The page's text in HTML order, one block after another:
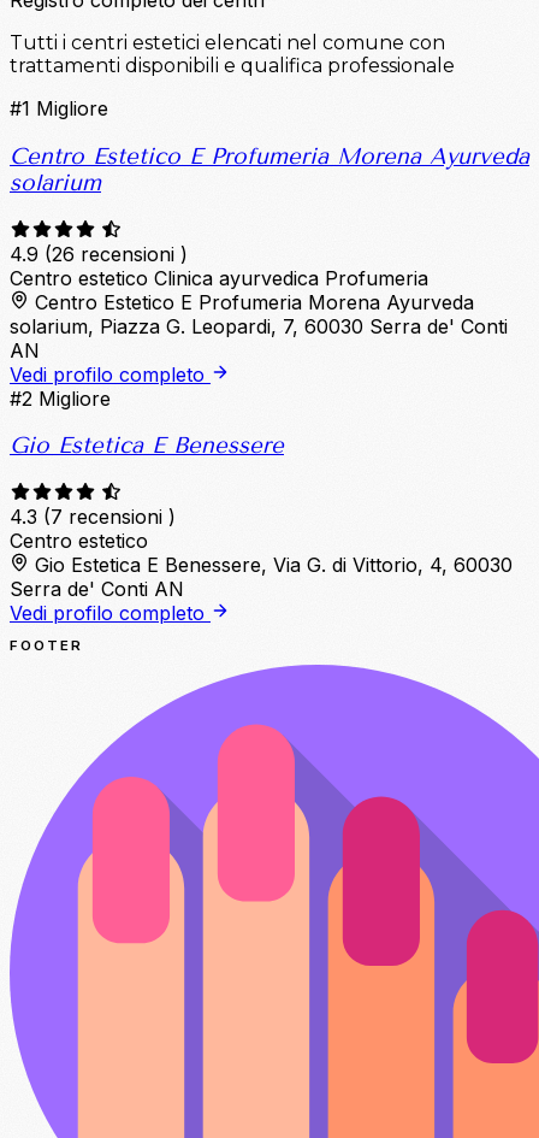
Tutti i centri estetici elencati nel comune con
trattamenti disponibili e qualifica professionale
#1 Migliore
Centro Estetico E Profumeria Morena Ayurveda
solarium
4.9 (26 recensioni )
Centro estetico Clinica ayurvedica Profumeria
Centro Estetico E Profumeria Morena Ayurveda
solarium, Piazza G. Leopardi, 7, 60030 Serra de' Conti
AN
Vedi profilo completo
#2 Migliore
Gio Estetica E Benessere
4.3 (7 recensioni )
Centro estetico
Gio Estetica E Benessere, Via G. di Vittorio, 4, 60030
Serra de' Conti AN
Vedi profilo completo
FOOTER